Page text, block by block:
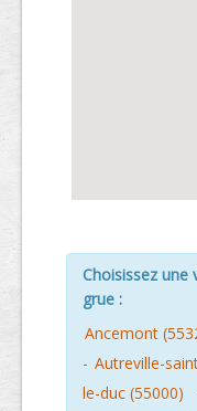
Choisissez
grue :
Ancemont
- Autreville-
le-duc (55000)